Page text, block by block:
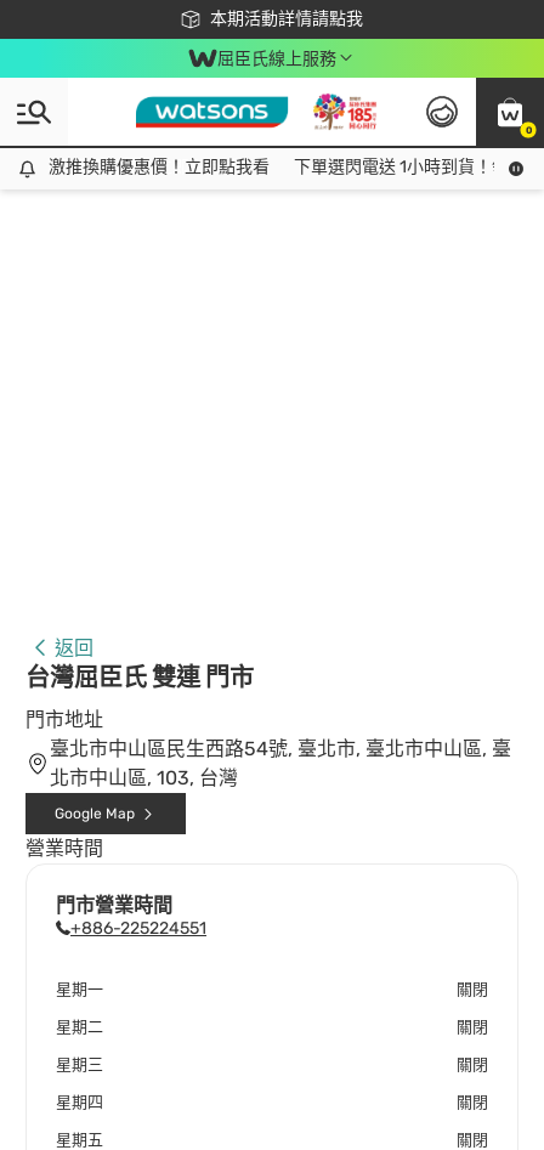
本期活動詳情請點我
下載app最高回饋$350
屈臣氏線上服務
0
激推換購優惠價！立即點我看
激推換購優惠價！立即點我看 下單選閃電送 1小時到貨！領神
返回
台灣屈臣氏 雙連 門市
門市地址
臺北市中山區民生西路54號, 臺北市, 臺北市中山區, 臺
北市中山區, 103, 台灣
Google Map
營業時間
門市營業時間
+886-225224551
星期一 關閉
星期二 關閉
星期三 關閉
星期四 關閉
星期五 關閉